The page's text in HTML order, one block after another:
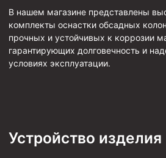
Стропы цепные
Канаты стальные
Элементы линии обвязки
В нашем магазине представлены
комплекты оснастки обсадных
прочных и устойчивых к коррозии
гарантирующих долговечность и
условиях эксплуатации.
Устройство изделия